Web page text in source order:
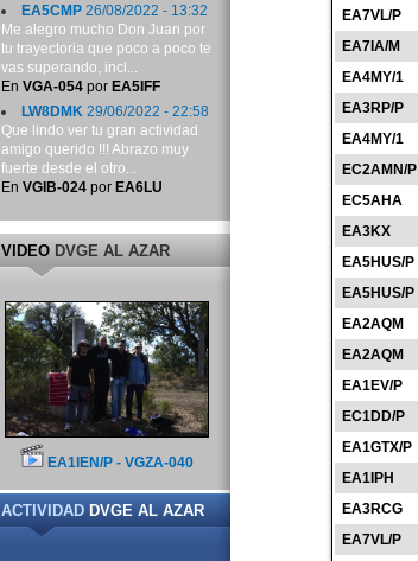
EA7VL/P
EA7IA/M
EA4MY/1
EA3RP/P
EA4MY/1
EC2AMN/P
EC5AHA
EA3KX
EA5HUS/P
EA5HUS/P
EA2AQM
EA2AQM
EA1EV/P
EC1DD/P
EA1GTX/P
EA1IPH
EA3RCG
EA7VL/P
EA5CMP26/08/2022 - 13:32
Me alegro mucho Don Juan por
tu trayectoria que poco a poco te
vas superando, incl...
En VGA-054por EA5IFF
LW8DMK29/06/2022 - 22:58
Que lindo ver tu gran actividad
amigo querido !!! Abrazo muy
fuerte desde el otro...
En VGIB-024por EA6LU
VIDEODVGE AL AZAR
EA1IEN/P - VGZA-040
ACTIVIDADDVGE AL AZAR